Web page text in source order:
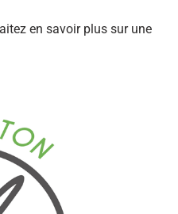
en savoir plus sur une